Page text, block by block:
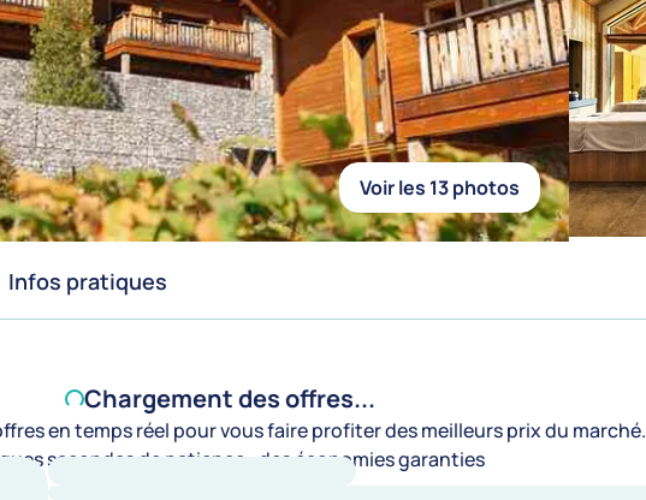
Voir les 13 photos
Infos pratiques
Chargement des offres...
en temps réel pour vous faire profiter des meilleurs prix du marché.
secondes de patience : des économies garanties